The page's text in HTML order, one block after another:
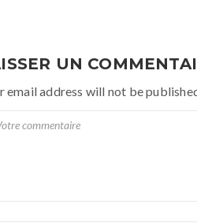
UN
email address will not be